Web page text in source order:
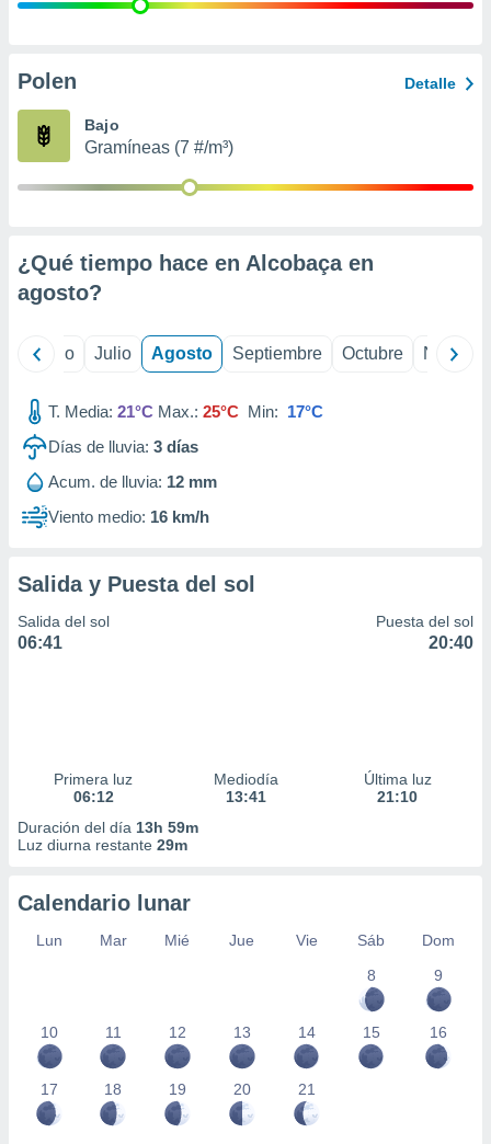
publicidad
de
Polen Detalle
Bajo
Gramíneas (7 #/m³)
¿Qué tiempo hace en Alcobaça en
agosto?
Junio Julio Agosto Septiembre Octubre
T. Media: 21°C Max.: 25°C Min: 17°C
Días de lluvia: 3 días
Acum. de lluvia: 12 mm
Viento medio: 16 km/h
Salida y Puesta del sol
Salida del sol
06:41
Puesta del sol
20:40
Primera luz
06:12
Mediodía
13:41
Última luz
21:10
Duración del día 13h 59m
Luz diurna restante 29m
Calendario lunar
Lun Mar Mié Jue Vie Sáb
Dom
8
9
10 11 12 13 14 15 16
17 18 19 20 21